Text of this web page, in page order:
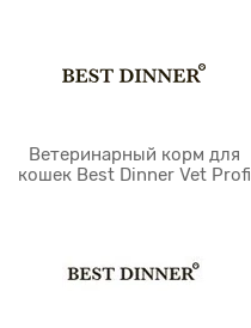
Ветеринарный корм для
кошек Best Dinner Vet Profi